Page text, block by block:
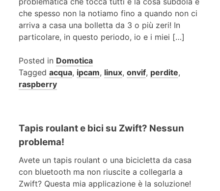
che spesso non la notiamo fino a quando non ci
arriva a casa una bolletta da 3 o più zeri! In
particolare, in questo periodo, io e i miei […]
Posted in Domotica
Tagged acqua, ipcam, linux, onvif, perdite,
raspberry
Tapis roulant e bici su Zwift? Nessun
problema!
Avete un tapis roulant o una bicicletta da casa
con bluetooth ma non riuscite a collegarla a
Zwift? Questa mia applicazione è la soluzione!